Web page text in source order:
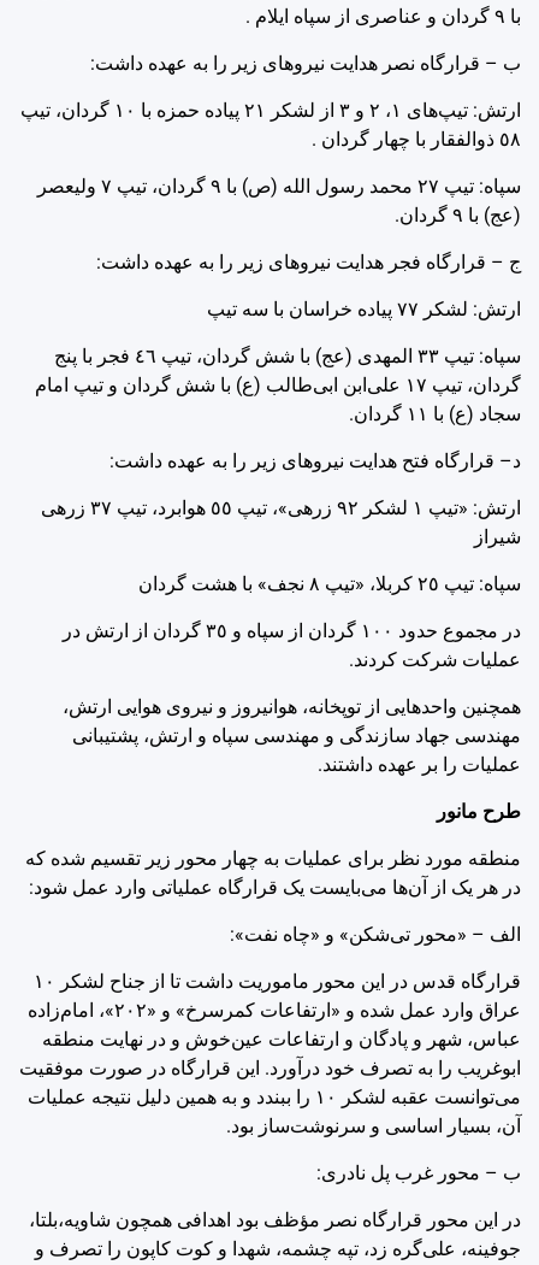
با ‌٩ گردان و عناصری از سپاه ایلام .
ب – قرارگاه نصر هدایت نیروهای زیر را به عهده داشت:
ارتش: تیپ‌های ‌١، ‌٢ و ‌٣ از لشکر ‌٢١ پیاده حمزه با ‌١٠ گردان، تیپ
‌٥٨ ذوالفقار با چهار گردان .
سپاه: تیپ ‌٢٧ محمد رسول الله (ص) با ‌٩ گردان، تیپ ‌٧ ولیعصر
(عج) با ‌٩ گردان.
ج – قرارگاه فجر هدایت نیروهای زیر را به عهده داشت:
ارتش: لشکر ‌٧٧ پیاده خراسان با سه تیپ
سپاه: تیپ ‌٣٣ المهدی (عج) با شش گردان، تیپ ‌٤٦ فجر با پنج
گردان، تیپ ‌١٧ علی‌ابن ابی‌طالب (ع) با ‌شش گردان و تیپ امام
سجاد (ع) با ‌١١ گردان.
د– قرارگاه فتح هدایت نیروهای زیر را به عهده‌ داشت:
ارتش: «تیپ ‌١ لشکر ‌٩٢ زرهی»، تیپ ‌٥٥ هوابرد، تیپ ‌٣٧ زرهی
شیراز
سپاه: تیپ ‌٢٥ کربلا، «تیپ ‌٨ نجف» با ‌هشت گردان
در مجموع حدود ‌١٠٠ گردان از سپاه و ‌٣٥ گردان از ارتش در
عملیات شرکت کردند.
همچنین واحدهایی از توپخانه، هوانیروز و نیروی هوایی ارتش،
مهندسی جهاد سازندگی و مهندسی سپاه و ارتش، پشتیبانی
عملیات را بر عهده داشتند.
طرح مانور
منطقه مورد نظر برای عملیات به چهار محور زیر تقسیم شده که
در هر یک از آن‌ها می‌بایست یک قرارگاه عملیاتی وارد عمل شود:
الف – «محور تی‌شکن» و «چاه نفت»:
قرارگاه قدس در این محور ماموریت داشت تا از جناح لشکر ‌١٠
عراق وارد عمل شده و «ارتفاعات کمرسرخ» و «‌٢٠٢»، امام‌زاده
عباس، شهر و پادگان و ارتفاعات عین‌خوش و در نهایت منطقه
ابوغریب را به تصرف خود درآورد. این قرارگاه در صورت موفقیت
می‌توانست عقبه لشکر ‌١٠ را ببندد و به همین دلیل نتیجه عملیات
آن، بسیار اساسی و سرنوشت‌ساز بود.
ب – محور غرب پل نادری:
در این محور قرارگاه نصر مؤظف بود اهدافی همچون شاویه،بلتا،
جوفینه، علی‌گره زد، تپه چشمه، شهدا و کوت کاپون را تصرف و